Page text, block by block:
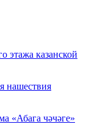
этажа казанской
нашествия
«Абага чәчәге»